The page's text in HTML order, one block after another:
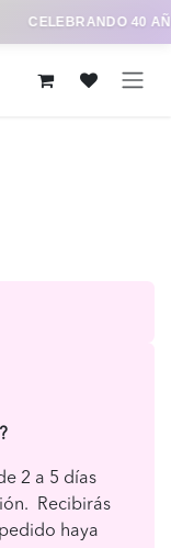
2 a 5 días
Recibirás
haya
CELEBRANDO 40